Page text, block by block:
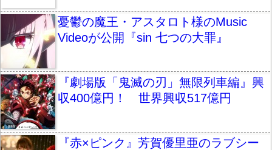
憂鬱の魔王・アスタロト様のMusic
Videoが公開『sin 七つの大罪』
『劇場版「鬼滅の刃」無限列車編』興
収400億円！ 世界興収517億円
『赤×ピンク』芳賀優里亜のラブシー